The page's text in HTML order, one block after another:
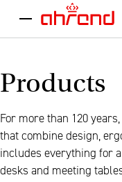
menu
Products
For more than 120
that combine design,
includes everything for
desks and meeting